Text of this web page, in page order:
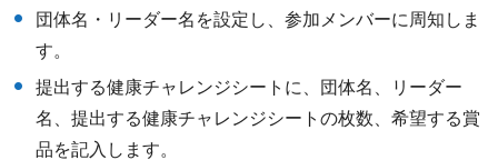
団体名・リーダー名を設定し、参加メンバーに周知しま
す。
提出する健康チャレンジシートに、団体名、リーダー
名、提出する健康チャレンジシートの枚数、希望する賞
品を記入します。